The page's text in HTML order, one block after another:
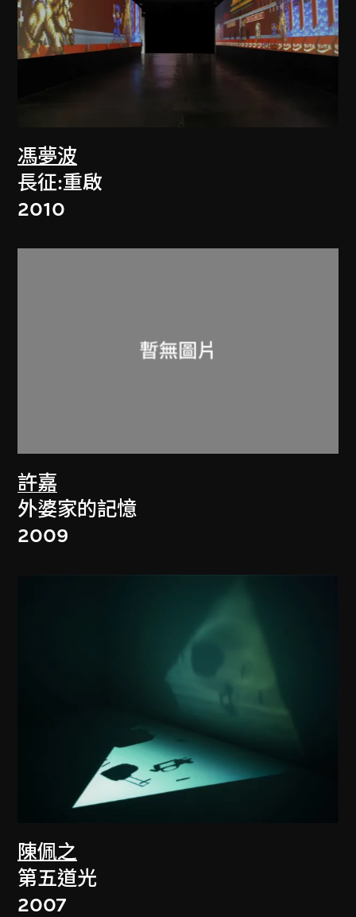
馮夢波
長征:重啟
2010
許嘉
外婆家的記憶
2009
陳佩之
第五道光
2007